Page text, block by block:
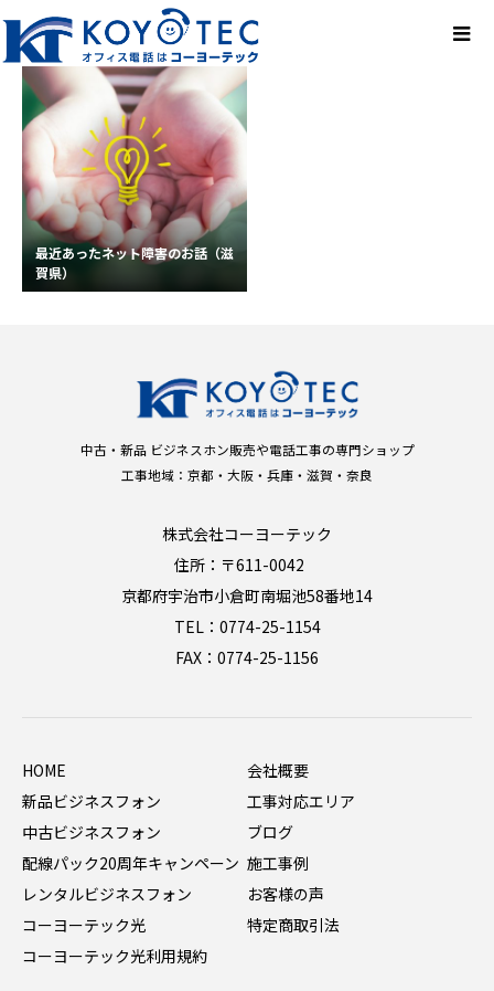
最近あったネット障害のお話（滋
賀県）
中古・新品 ビジネスホン販売や電話工事の専門ショップ
工事地域：京都・大阪・兵庫・滋賀・奈良
株式会社コーヨーテック
住所：〒611-0042
京都府宇治市小倉町南堀池58番地14
TEL：0774-25-1154
FAX：0774-25-1156
HOME
新品ビジネスフォン
中古ビジネスフォン
配線パック20周年キャンペーン
レンタルビジネスフォン
コーヨーテック光
コーヨーテック光利用規約
会社概要
工事対応エリア
ブログ
施工事例
お客様の声
特定商取引法